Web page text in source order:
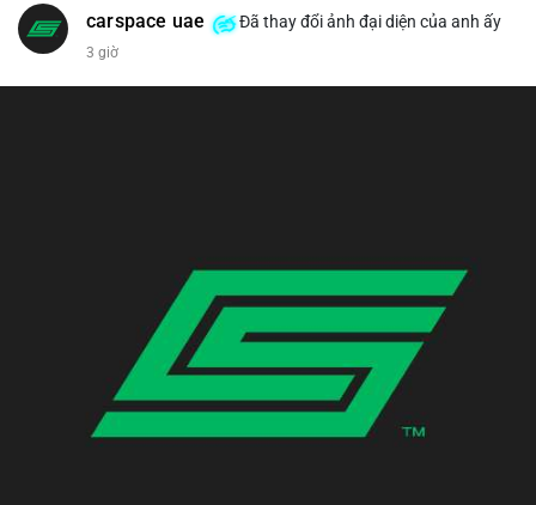
carspace uae Đã thay đổi ảnh đại diện của anh ấy
3 giờ